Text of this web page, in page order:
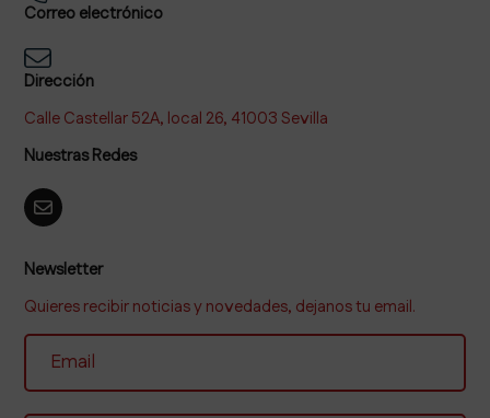
Correo electrónico
Dirección
Calle Castellar 52A, local 26, 41003 Sevilla
Nuestras Redes
Newsletter
Quieres recibir noticias y novedades, dejanos tu email.